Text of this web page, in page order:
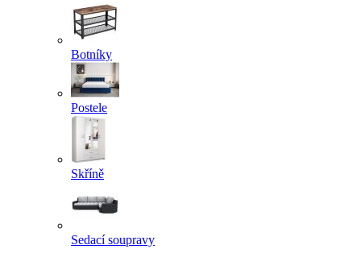
Botníky
Postele
Skříně
Sedací soupravy